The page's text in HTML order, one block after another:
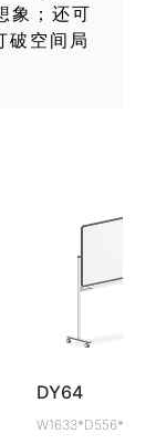
象；还可
破空间局
DY64